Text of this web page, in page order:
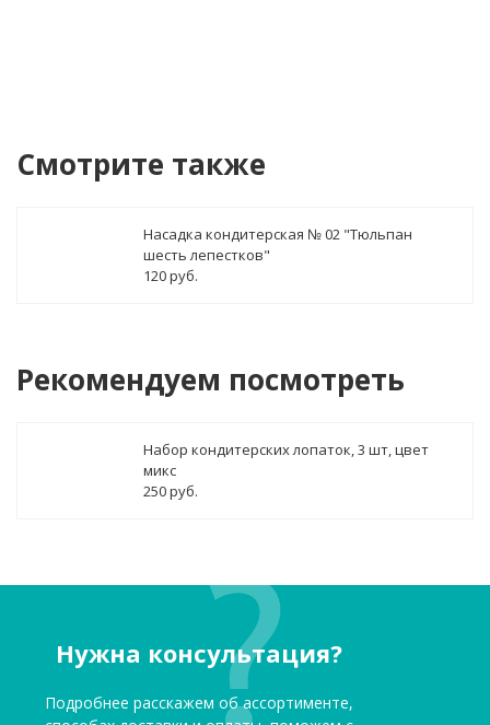
Смотрите также
Насадка кондитерская № 02 "Тюльпан
шесть лепестков"
120 руб.
Рекомендуем посмотреть
Набор кондитерских лопаток, 3 шт, цвет
микс
250 руб.
Нужна консультация?
Подробнее расскажем об ассортименте,